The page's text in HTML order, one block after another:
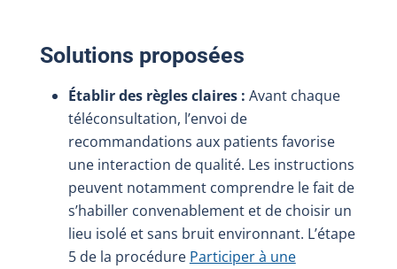
Solutions proposées
Établir des règles claires : Avant chaque
téléconsultation, l’envoi de
recommandations aux patients favorise
une interaction de qualité. Les instructions
peuvent notamment comprendre le fait de
s’habiller convenablement et de choisir un
lieu isolé et sans bruit environnant. L’étape
5 de la procédure Participer à une